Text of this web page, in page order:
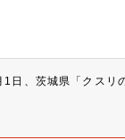
1日、茨城県「クスリ